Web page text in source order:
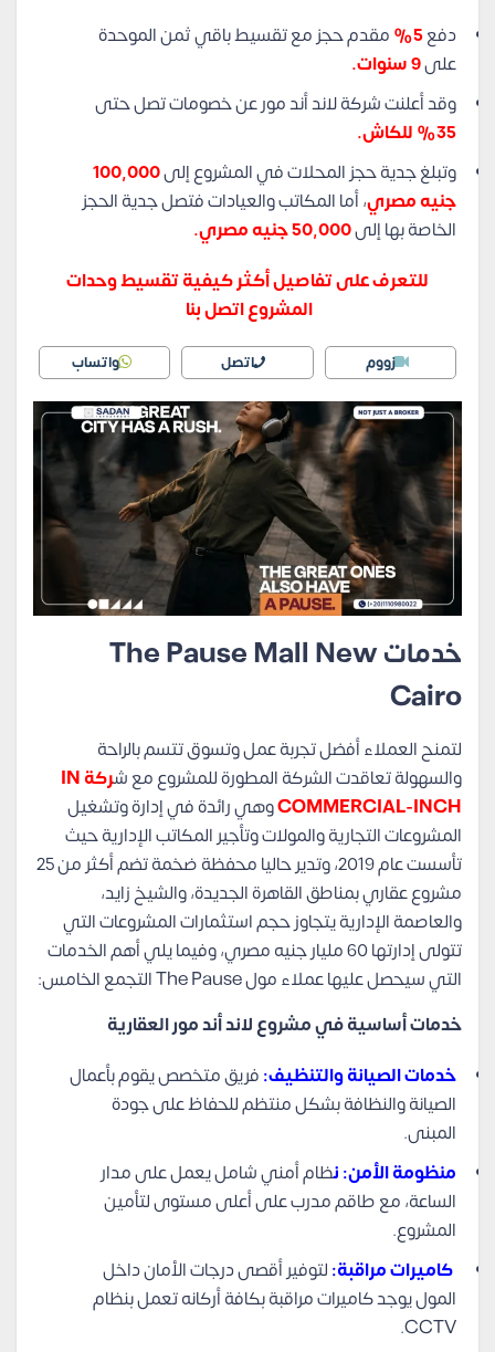
دفع5%
مقدم حجز مع تقسيط باقي ثمن الموحدة
على9 سنوات.
وقد أعلنت شركة لاند أند مور عن خصومات تصل حتى
35% للكاش.
وتبلغ جدية حجز المحلات في المشروع إلى100,000
جنيه مصري، أما المكاتب والعيادات فتصل جدية الحجز
الخاصة بها إلى50,000 جنيه مصري.
للتعرف على تفاصيل أكثر كيفية تقسيط وحدات
المشروع اتصل بنا
زووم اتصل واتساب
خدماتThe Pause Mall New
Cairo
لتمنح العملاء أفضل تجربة عمل وتسوق تتسم بالراحة
والسهولة تعاقدت الشركة المطورة للمشروع مع ش
ركة IN
COMMERCIAL-INCH
وهي رائدة في إدارة وتشغيل
المشروعات التجارية والمولات وتأجير المكاتب الإدارية حيث
تأسست عام2019
، وتدير حاليا محفظة ضخمة تضم أكثر من 25
مشروع عقاري بمناطق القاهرة الجديدة، والشيخ زايد،
والعاصمة الإدارية يتجاوز حجم استثمارات المشروعات التي
تتولى إدارتها 60 مليار جنيه مصري، وفيما يلي أهم الخدمات
التي سيحصل عليها عملاء مول The Pause التجمع الخامس:
خدمات أساسية في مشروع لاند أند مور العقارية
خدمات الصيانة والتنظيف:فريق متخصص يقوم بأعمال
الصيانة والنظافة بشكل منتظم للحفاظ على جودة
المبنى.
منظومة الأمن: نظام أمني شامل يعمل على مدار
الساعة، مع طاقم مدرب على أعلى مستوى لتأمين
المشروع.
كاميرات مراقبة:لتوفير أقصى درجات الأمان داخل
المول يوجد كاميرات مراقبة بكافة أركانه تعمل بنظام
CCTV.